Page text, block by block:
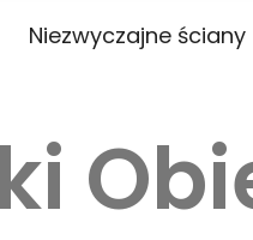
Niezwyczajne ściany